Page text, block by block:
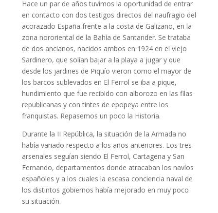
Hace un par de años tuvimos la oportunidad de entrar
en contacto con dos testigos directos del naufragio del
acorazado España frente a la costa de Galizano, en la
zona nororiental de la Bahía de Santander. Se trataba
de dos ancianos, nacidos ambos en 1924 en el viejo
Sardinero, que solían bajar a la playa a jugar y que
desde los jardines de Piquío vieron como el mayor de
los barcos sublevados en El Ferrol se iba a pique,
hundimiento que fue recibido con alborozo en las filas
republicanas y con tintes de epopeya entre los
franquistas. Repasemos un poco la Historia.
Durante la II República, la situación de la Armada no
había variado respecto a los años anteriores. Los tres
arsenales seguían siendo El Ferrol, Cartagena y San
Fernando, departamentos donde atracaban los navíos
españoles y a los cuales la escasa conciencia naval de
los distintos gobiernos había mejorado en muy poco
su situación.